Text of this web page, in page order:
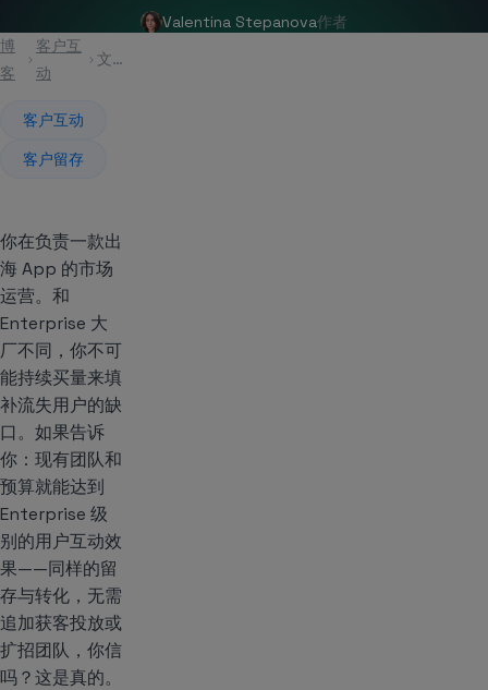
Valentina Stepanova作者
博
客
客户互
动
文章
客户互动
客户留存
你在负责一款出
海 App 的市场
运营。和
Enterprise 大
厂不同，你不可
能持续买量来填
补流失用户的缺
口。如果告诉
你：现有团队和
预算就能达到
Enterprise 级
别的用户互动效
果——同样的留
存与转化，无需
追加获客投放或
扩招团队，你信
吗？这是真的。